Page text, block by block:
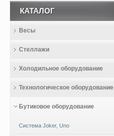
КАТАЛОГ
Весы
Стеллажи
Холодильное оборудование
Технологическое оборудование
Бутиковое оборудование
Система Joker, Uno